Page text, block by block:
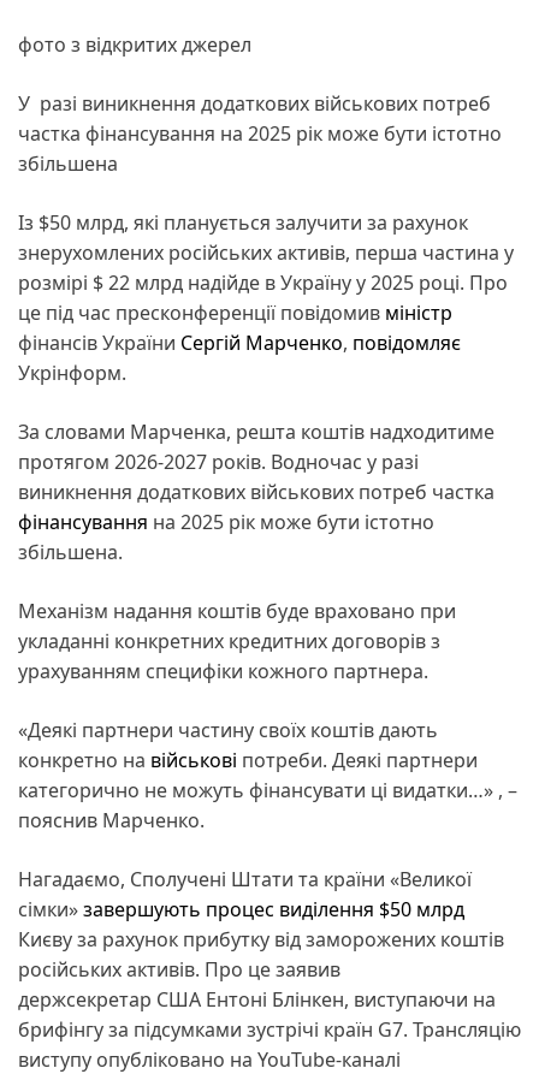
фото з відкритих джерел
У разі виникнення додаткових військових потреб
частка фінансування на 2025 рік може бути істотно
збільшена
Із $50 млрд, які планується залучити за рахунок
знерухомлених російських активів, перша частина у
розмірі $ 22 млрд надійде в Україну у 2025 році. Про
це під час пресконференції повідомив міністр
фінансів України Сергій Марченко, повідомляє
Укрінформ.
За словами Марченка, решта коштів надходитиме
протягом 2026-2027 років. Водночас у разі
виникнення додаткових військових потреб частка
фінансування на 2025 рік може бути істотно
збільшена.
Механізм надання коштів буде враховано при
укладанні конкретних кредитних договорів з
урахуванням специфіки кожного партнера.
«Деякі партнери частину своїх коштів дають
конкретно на військові потреби. Деякі партнери
категорично не можуть фінансувати ці видатки…» , –
пояснив Марченко.
Нагадаємо, Сполучені Штати та країни «Великої
сімки»завершують процес виділення $50 млрд
Києву за рахунок прибутку від заморожених коштів
російських активів. Про це заявив
держсекретар США Ентоні Блінкен, виступаючи на
брифінгу за підсумками зустрічі країн G7. Трансляцію
виступу опубліковано на YouTube-каналі